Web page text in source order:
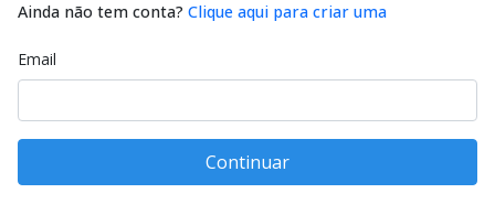
Ainda não tem conta? Clique aqui para criar uma
Email
Continuar